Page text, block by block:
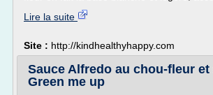
Lire la suite
Site : http://kindhealthyhappy.com
Sauce Alfredo au chou-fleur et
Green me up